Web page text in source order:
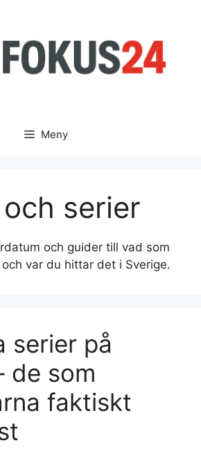
Meny
serier
och guider till vad som
var du hittar det i Sverige.
serier på
de som
faktiskt